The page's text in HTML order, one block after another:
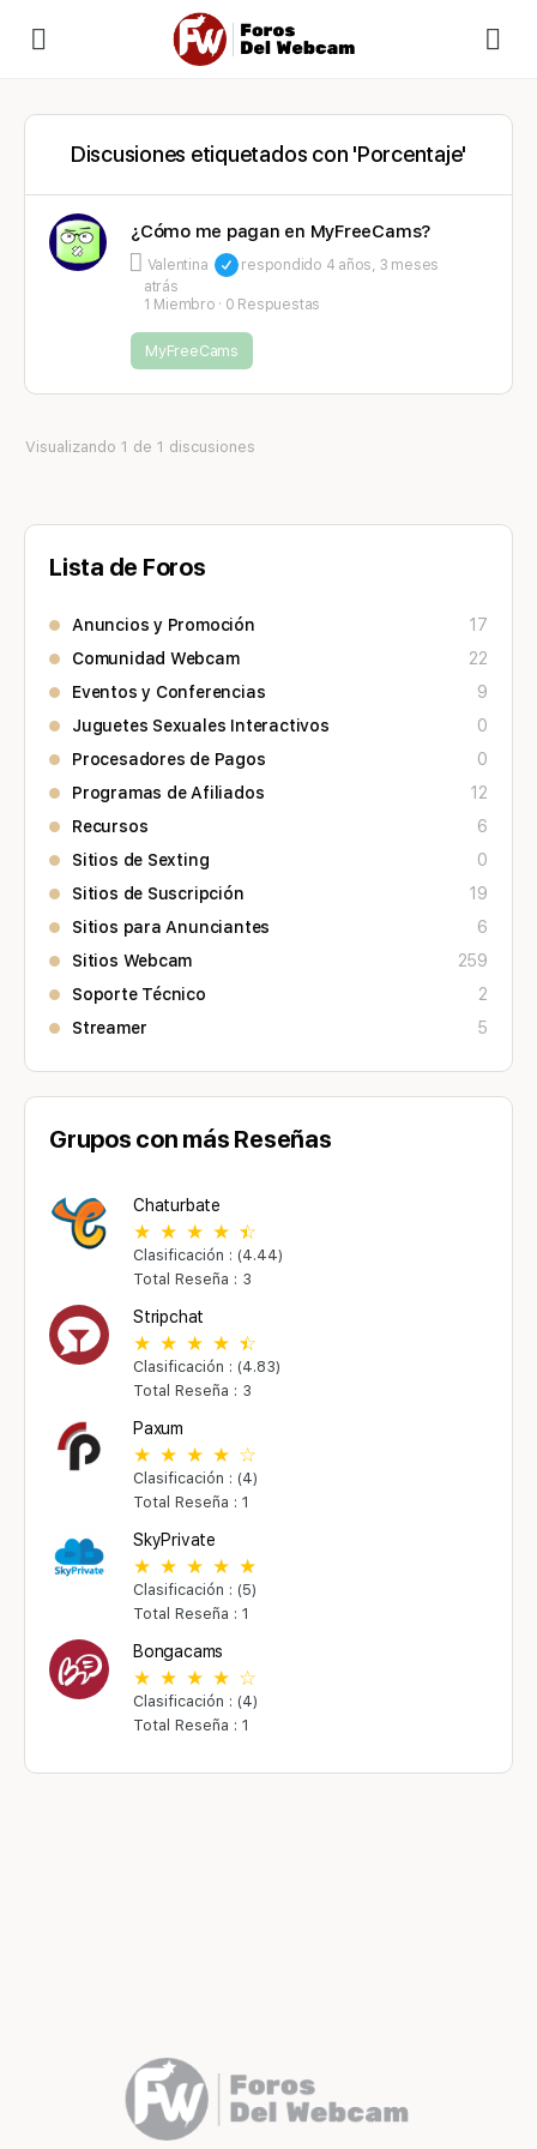
Discusiones etiquetados con 'Porcentaje'
¿Cómo me pagan en MyFreeCams?
Valentina respondido 4 años, 3 meses
atrás
1 Miembro · 0 Respuestas
MyFreeCams
Visualizando 1 de 1 discusiones
Lista de Foros
Anuncios y Promoción
17
Comunidad Webcam
22
Eventos y Conferencias
9
Juguetes Sexuales Interactivos
0
Procesadores de Pagos
0
Programas de Afiliados
12
Recursos
6
Sitios de Sexting
0
Sitios de Suscripción
19
Sitios para Anunciantes
6
Sitios Webcam
259
Soporte Técnico
2
Streamer
5
Grupos con más Reseñas
Chaturbate
Clasificación : (4.44)
Total Reseña : 3
Stripchat
Clasificación : (4.83)
Total Reseña : 3
Paxum
Clasificación : (4)
Total Reseña : 1
SkyPrivate
Clasificación : (5)
Total Reseña : 1
Bongacams
Clasificación : (4)
Total Reseña : 1